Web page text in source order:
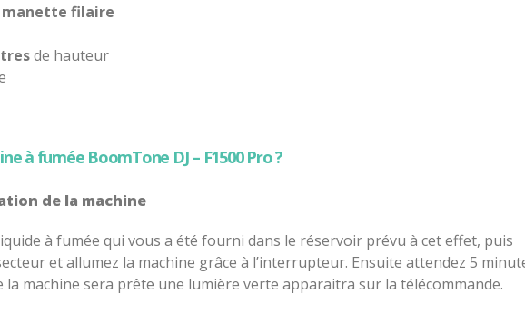
manette filaire
de hauteur
à fumée BoomTone DJ – F1500 Pro?
de la machine
à fumée qui vous a été fourni dans le réservoir prévu à cet effet, puis
et allumez la machine grâce à l’interrupteur. Ensuite attendez 5
la machine sera prête une lumière verte apparaitra sur la télécommande.